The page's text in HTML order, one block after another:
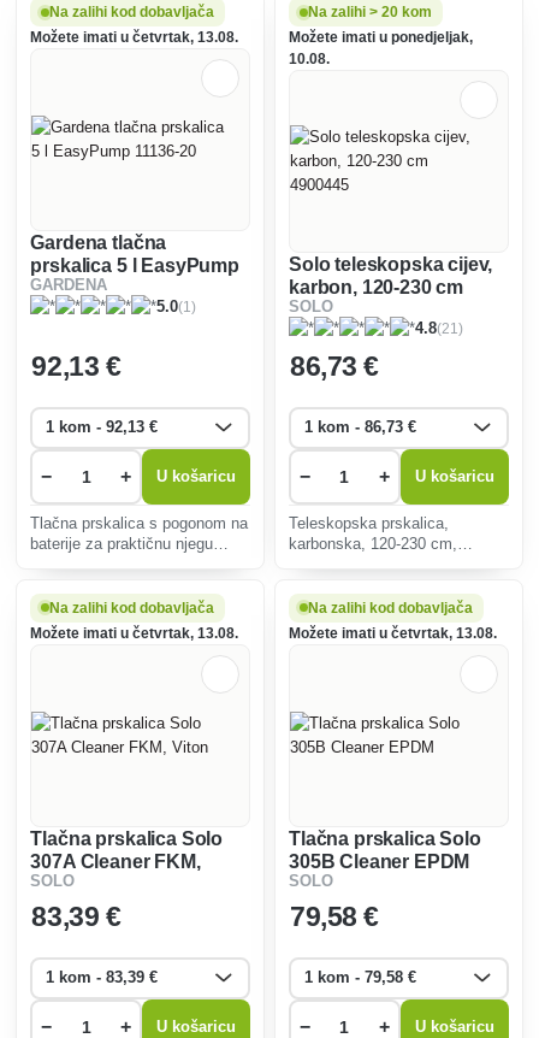
i zatvorene prostore.
Omogućuje do 4 sata
GARDENA ima kapacitet od 12
litara i izuzetno je prikladna za
praktično prs
Na zalihi kod dobavljača
Možete imati u četvrtak, 13.08.
Gardena tlačna
prskalica 5 l EasyPump
11136-20
GARDENA
5.0(1)
92,13 €
− + U košaricu
Tlačna prskalica s pogonom na
baterije za praktičnu njegu
Na zalihi > 20 kom
Možete imati u ponedjeljak,
10.08.
Solo teleskopska cijev,
karbon, 120-230 cm
4900445
SOLO
4.8(21)
86,73 €
− + U košaricu
Teleskopska prskalica,
karbonska, 120-230 cm,
neumorni rad na visini, ukupna
težina samo 120 grama.
Na zalihi kod dobavljača
Možete imati u četvrtak, 13.08.
Tlačna prskalica Solo
307A Cleaner FKM,
Viton
SOLO
83,39 €
− + U košaricu
Na zalihi kod dobavljača
Možete imati u četvrtak, 13.08.
Tlačna prskalica Solo
305B Cleaner EPDM
SOLO
79,58 €
− + U košaricu